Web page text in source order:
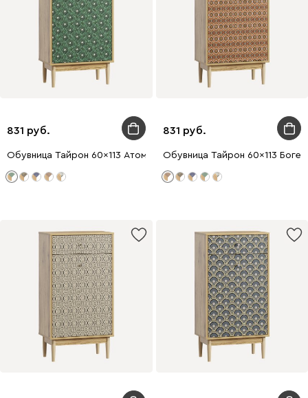
831
Обувница Тайрон 60x113 Атом
831
Обувница Тайрон 60x113